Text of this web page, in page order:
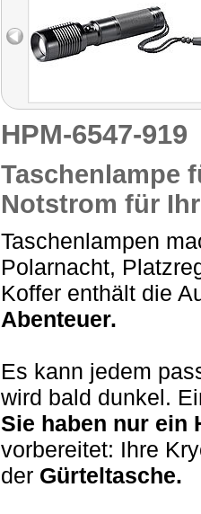
HPM-6547-
Taschenlampe
Notstrom für
Taschenlampen
Polarnacht,
Koffer enthält die
Abenteuer.
Es kann jedem
wird bald dunkel.
Sie haben nur ein
vorbereitet: Ihre
der Gürteltasche.